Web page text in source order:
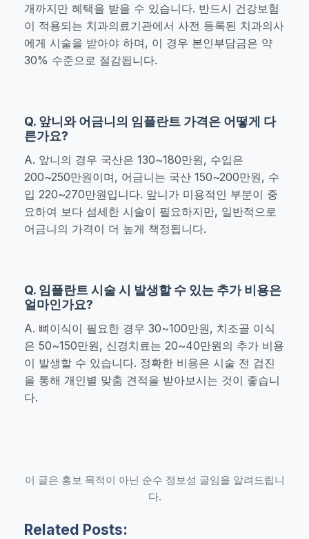
개까지만 혜택을 받을 수 있습니다. 반드시 건강보험
이 적용되는 치과의료기관에서 사전 등록된 치과의사
에게 시술을 받아야 하며, 이 경우 본인부담금은 약
30% 수준으로 절감됩니다.
Q. 앞니와 어금니의 임플란트 가격은 어떻게 다
른가요?
A. 앞니의 경우 국산은 130~180만원, 수입은
200~250만원이며, 어금니는 국산 150~200만원, 수
입 220~270만원입니다. 앞니가 미용적인 부분이 중
요하여 보다 섬세한 시술이 필요하지만, 일반적으로
어금니의 가격이 더 높게 책정됩니다.
Q. 임플란트 시술 시 발생할 수 있는 추가 비용은
얼마인가요?
A. 뼈이식이 필요한 경우 30~100만원, 치조골 이식
은 50~150만원, 신경치료는 20~40만원의 추가 비용
이 발생할 수 있습니다. 정확한 비용은 시술 전 검진
을 통해 개인별 맞춤 견적을 받아보시는 것이 좋습니
다.
이 글은 홍보 목적이 아닌 순수 정보성 글임을 알려드립니
다.
Related Posts: